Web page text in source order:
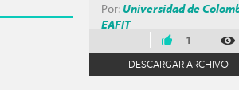
Apply Colaboradores filter
Por: Universidad de
EAFIT
1
DESCARGAR ARCHIVO